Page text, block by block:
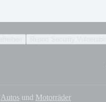
Autos und Motorräder